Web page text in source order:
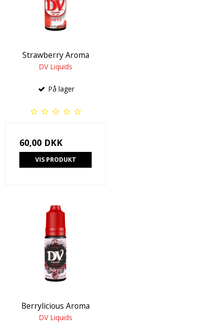
Strawberry Aroma
DV Liquids
På lager
60,00 DKK
VIS PRODUKT
Berrylicious Aroma
DV Liquids